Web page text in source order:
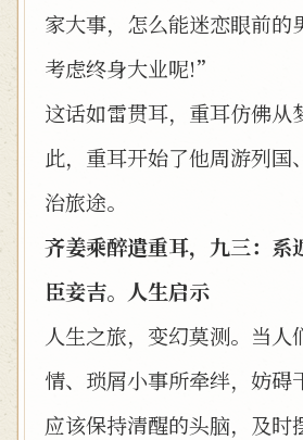
家大事，怎么能迷恋眼前的
考虑终身大业呢!”
这话如雷贯耳，重耳仿佛从
此，重耳开始了他周游列国
治旅途。
齐姜乘醉遣重耳，九三：系
臣妾吉。人生启示
人生之旅，变幻莫测。当人
情、琐屑小事所牵绊，妨碍
应该保持清醒的头脑，及时